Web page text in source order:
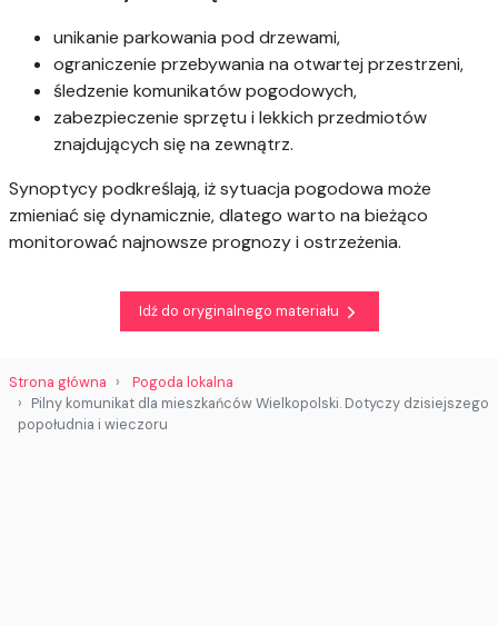
unikanie parkowania pod drzewami,
ograniczenie przebywania na otwartej przestrzeni,
śledzenie komunikatów pogodowych,
zabezpieczenie sprzętu i lekkich przedmiotów
znajdujących się na zewnątrz.
Synoptycy podkreślają, iż sytuacja pogodowa może
zmieniać się dynamicznie, dlatego warto na bieżąco
monitorować najnowsze prognozy i ostrzeżenia.
Idź do oryginalnego materiału
Strona główna
Pogoda lokalna
Pilny komunikat dla mieszkańców Wielkopolski. Dotyczy dzisiejszego
popołudnia i wieczoru